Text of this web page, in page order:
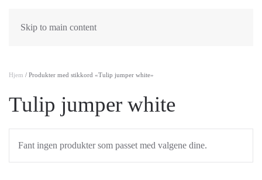
Skip to main content
Hjem / Produkter med stikkord «Tulip jumper white»
Tulip jumper white
Fant ingen produkter som passet med valgene dine.